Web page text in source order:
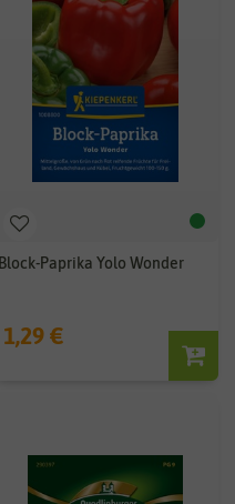
Block-Paprika Yolo Wonder
1,29 €